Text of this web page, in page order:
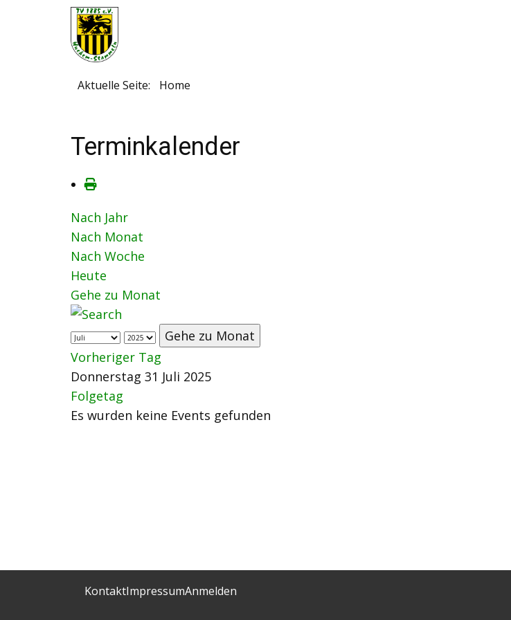
Aktuelle Seite: Home
Terminkalender
Nach Jahr
Nach Monat
Nach Woche
Heute
Gehe zu Monat
Gehe zu Monat
Vorheriger Tag
Donnerstag 31 Juli 2025
Folgetag
Es wurden keine Events gefunden
KontaktImpressumAnmelden